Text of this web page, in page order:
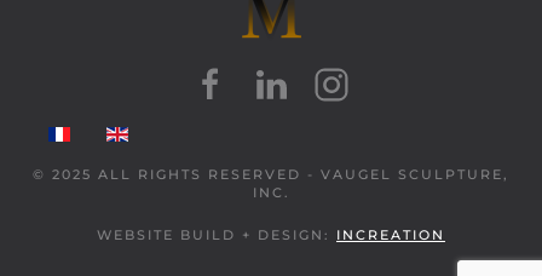
© 2025 ALL RIGHTS RESERVED - VAUGEL SCULPTURE,
INC.
WEBSITE BUILD + DESIGN: INCREATION